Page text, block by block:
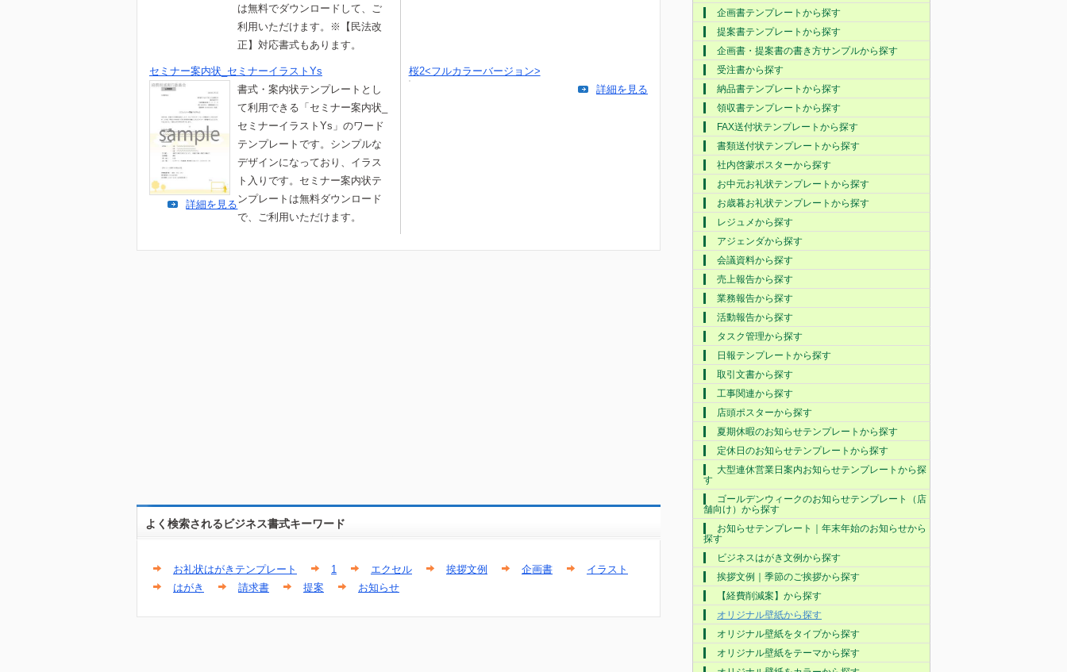
は無料でダウンロードして、ご
利用いただけます。※【民法改
正】対応書式もあります。
セミナー案内状_セミナーイラストYs
書式・案内状テンプレートとし
て利用できる「セミナー案内状_
セミナーイラストYs」のワード
テンプレートです。シンプルな
デザインになっており、イラス
ト入りです。セミナー案内状テ
ンプレートは無料ダウンロード
で、ご利用いただけます。
詳細を見る
桜2<フルカラーバージョン>
詳細を見る
よく検索されるビジネス書式キーワード
お礼状はがきテンプレート 1 エクセル 挨拶文例 企画書
イラスト
はがき
請求書 提案 お知らせ
企画書テンプレートから探す
提案書テンプレートから探す
企画書・提案書の書き方サンプルから探す
受注書から探す
納品書テンプレートから探す
領収書テンプレートから探す
FAX送付状テンプレートから探す
書類送付状テンプレートから探す
社内啓蒙ポスターから探す
お中元お礼状テンプレートから探す
お歳暮お礼状テンプレートから探す
レジュメから探す
アジェンダから探す
会議資料から探す
売上報告から探す
業務報告から探す
活動報告から探す
タスク管理から探す
日報テンプレートから探す
取引文書から探す
工事関連から探す
店頭ポスターから探す
夏期休暇のお知らせテンプレートから探す
定休日のお知らせテンプレートから探す
大型連休営業日案内お知らせテンプレートから探
す
ゴールデンウィークのお知らせテンプレート（店
舗向け）から探す
お知らせテンプレート｜年末年始のお知らせから
探す
ビジネスはがき文例から探す
挨拶文例｜季節のご挨拶から探す
【経費削減案】から探す
オリジナル壁紙から探す
オリジナル壁紙をタイプから探す
オリジナル壁紙をテーマから探す